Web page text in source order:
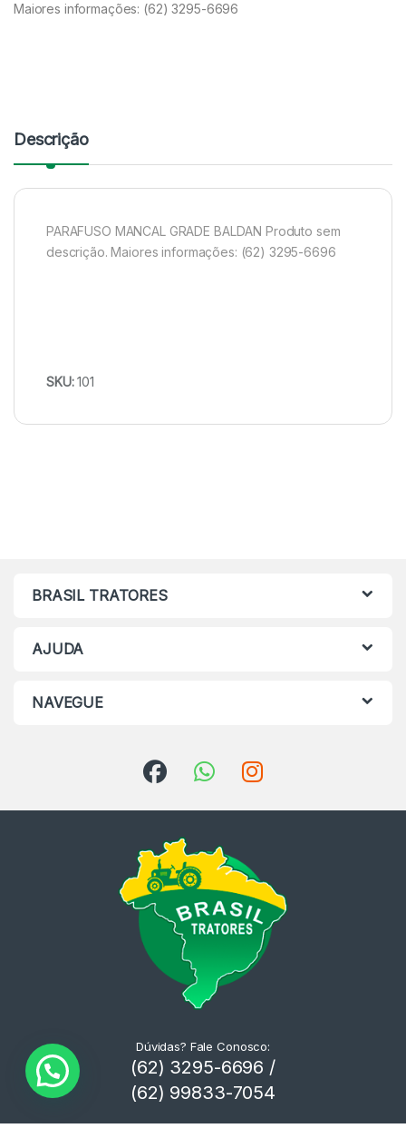
Maiores informações: (62) 3295-6696
Descrição
PARAFUSO MANCAL GRADE BALDAN Produto sem
descrição. Maiores informações: (62) 3295-6696
SKU:101
BRASIL TRATORES
AJUDA
NAVEGUE
Dúvidas? Fale Conosco:
(62) 3295-6696 /
(62) 99833-7054